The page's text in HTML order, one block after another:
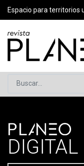
Espacio para territorios
Buscar...
Portada» Planeo Hoy
PLANEO
DIGITAL